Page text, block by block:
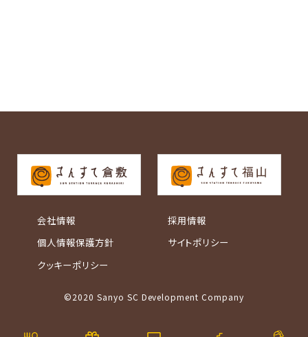
会社情報
個人情報保護方針
クッキーポリシー
採用情報
サイトポリシー
©2020 Sanyo SC Development Company